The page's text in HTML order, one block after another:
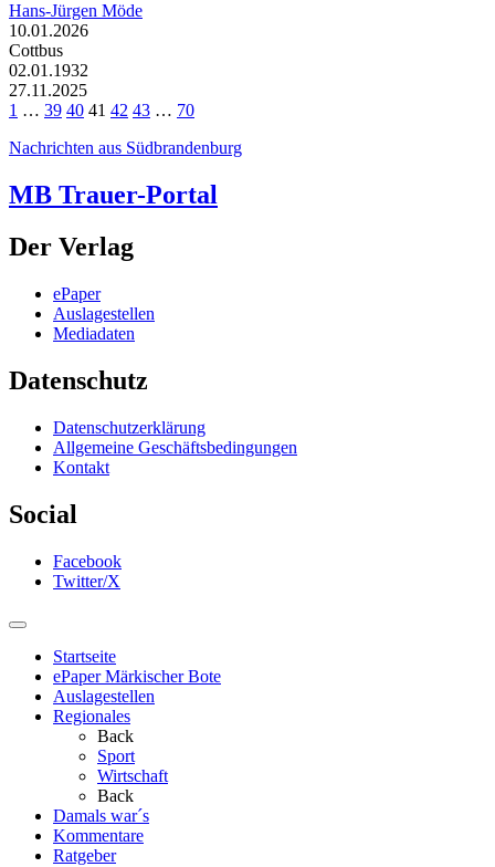
Hans-Jürgen Möde
10.01.2026
Cottbus
02.01.1932
27.11.2025
1 … 39 40 41 42 43 … 70
Nachrichten aus Südbrandenburg
MB Trauer-Portal
Der Verlag
ePaper
Auslagestellen
Mediadaten
Datenschutz
Datenschutzerklärung
Allgemeine Geschäftsbedingungen
Kontakt
Social
Facebook
Twitter/X
Startseite
ePaper Märkischer Bote
Auslagestellen
Regionales
Back
Sport
Wirtschaft
Back
Damals war´s
Kommentare
Ratgeber